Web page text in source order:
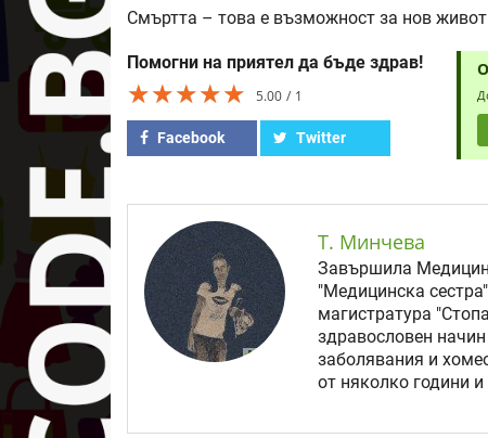
Смъртта – това е възможност за нов
Помогни на приятел да бъде здрав!
★★★★★
★★★★★
★★★★★ 5.00 1
Facebook Twitter
Т. Минчева
Завършила
"Медицинска
магистратура
здравословен
заболявания и
от няколко години